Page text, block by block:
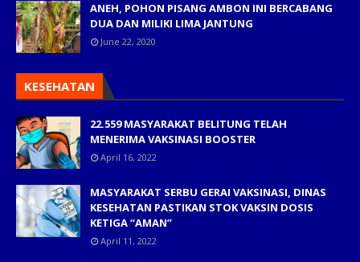
ANEH, POHON PISANG AMBON INI BERCABANG
DUA DAN MILIKI LIMA JANTUNG
June 22, 2020
KESEHATAN
22.559 MASYARAKAT BELITUNG TELAH
MENERIMA VAKSINASI BOOSTER
April 16, 2022
MASYARAKAT SERBU GERAI VAKSINASI, DINAS
KESEHATAN PASTIKAN STOK VAKSIN DOSIS
KETIGA “AMAN”
April 11, 2022